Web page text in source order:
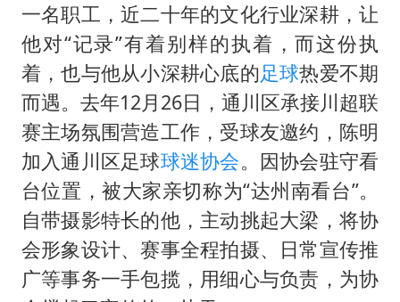
一名职工，近二十年的文化行业深耕，让
他对“记录”有着别样的执着，而这份执
着，也与他从小深耕心底的足球热爱不期
而遇。去年12月26日，通川区承接川超联
赛主场氛围营造工作，受球友邀约，陈明
加入通川区足球球迷协会。因协会驻守看
台位置，被大家亲切称为“达州南看台”。
自带摄影特长的他，主动挑起大梁，将协
会形象设计、赛事全程拍摄、日常宣传推
广等事务一手包揽，用细心与负责，为协